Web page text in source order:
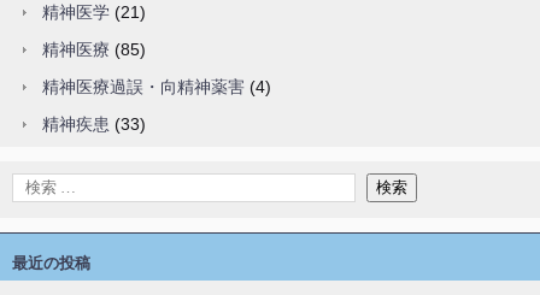
精神医学 (21)
精神医療 (85)
精神医療過誤・向精神薬害 (4)
精神疾患 (33)
最近の投稿